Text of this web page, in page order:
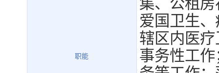
职能
集、公租
爱国卫生
辖区内医
事务性工